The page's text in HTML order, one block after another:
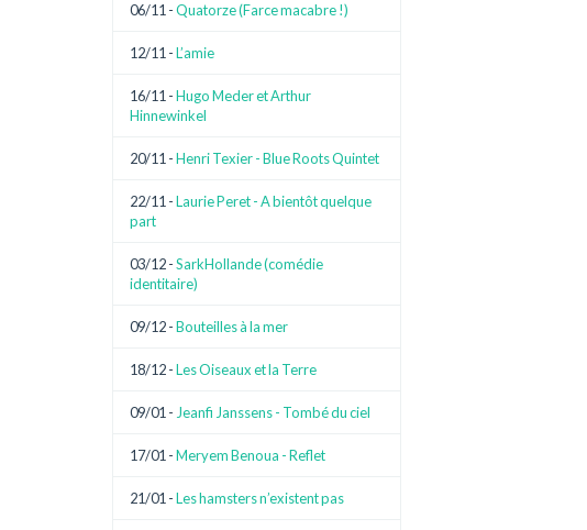
06/11 -Quatorze (Farce macabre !)
12/11 -L’amie
16/11 -Hugo Meder et Arthur
Hinnewinkel
20/11 -Henri Texier - Blue Roots Quintet
22/11 -Laurie Peret - A bientôt quelque
part
03/12 -SarkHollande (comédie
identitaire)
09/12 -Bouteilles à la mer
18/12 -Les Oiseaux et la Terre
09/01 - Jeanfi Janssens - Tombé du ciel
17/01 -Meryem Benoua - Reflet
21/01 -Les hamsters n’existent pas